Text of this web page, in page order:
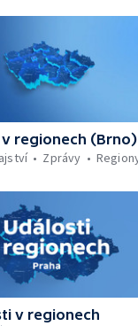
regionech (Brno)
Zprávy
v regionech